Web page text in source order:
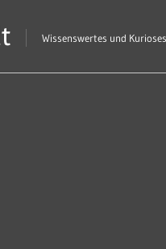
Wissenswertes und